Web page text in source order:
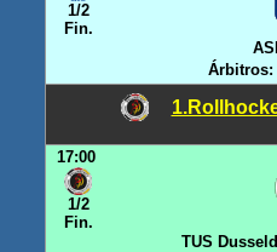
1/2
Fin.
Árbitros:
17:00
1/2
Fin.
TUS